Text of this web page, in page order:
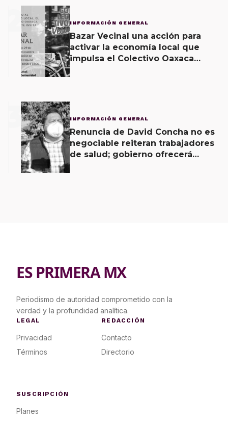
2 INFORMACIÓN GENERAL
Bazar Vecinal una acción para
activar la economía local que
impulsa el Colectivo Oaxaca
3 INFORMACIÓN GENERAL
Renuncia de David Concha no es
negociable reiteran trabajadores
de salud; gobierno ofrecerá
ES PRIMERA MX
Periodismo de autoridad comprometido con la
verdad y la profundidad analítica.
LEGAL
Privacidad
Términos
REDACCIÓN
Contacto
Directorio
SUSCRIPCIÓN
Planes